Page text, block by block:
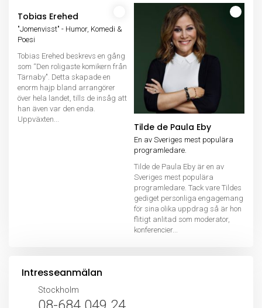
Tobias Erehed
"Jomenvisst" - Humor, Komedi &
Poesi
Tobias Erehed beskrevs en gång
som “Den roligaste komikern från
Tärnaby". Detta skapade en
enorm hajp bland arrangörer
över hela landet, tills de insåg att
han även var den enda.
Uppväxten...
Tilde de Paula Eby
En av Sveriges mest populära
programledare.
Tilde de Paula Eby är en av
Sveriges mest populära
programledare. Tack vare Tildes
gediget personliga engagemang
för sina olika uppdrag så är hon
flitigt anlitad som moderator,
konferencier...
Intresseanmälan
Stockholm